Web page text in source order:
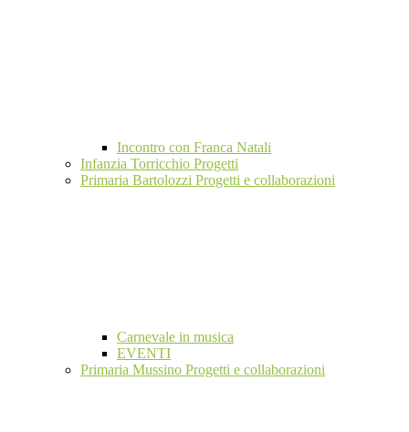
Incontro con Franca Natali
Infanzia Torricchio Progetti
Primaria Bartolozzi Progetti e collaborazioni
Carnevale in musica
EVENTI
Primaria Mussino Progetti e collaborazioni